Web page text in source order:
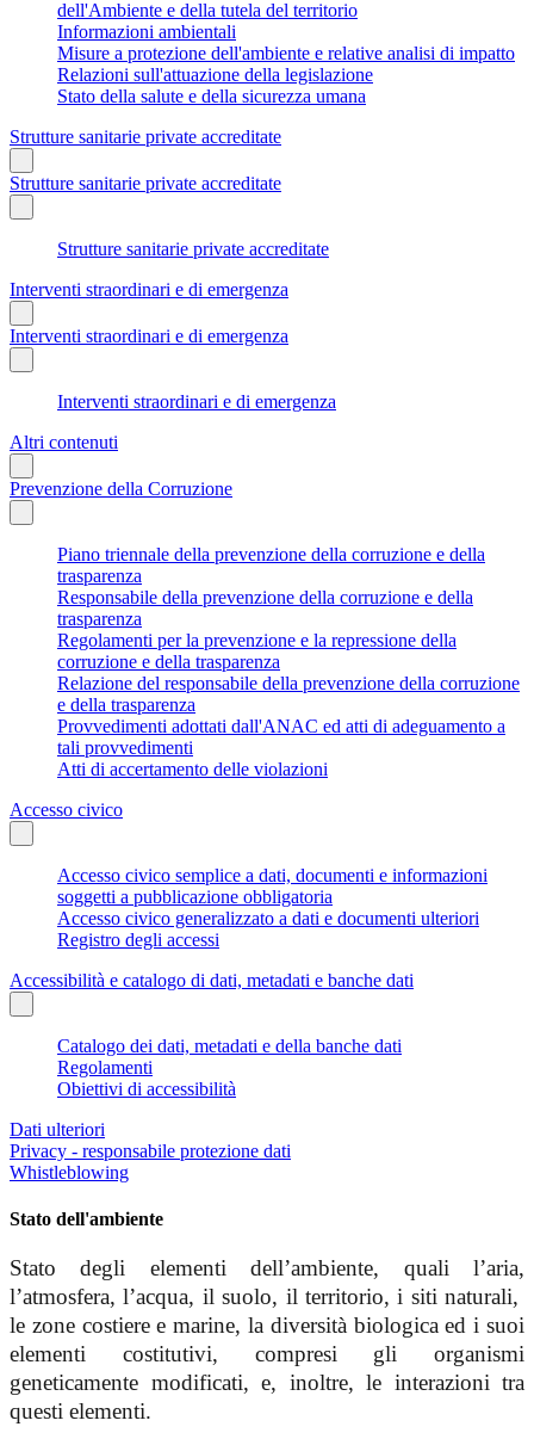
dell'Ambiente e della tutela del territorio
Informazioni ambientali
Misure a protezione dell'ambiente e relative analisi di impatto
Relazioni sull'attuazione della legislazione
Stato della salute e della sicurezza umana
Strutture sanitarie private accreditate
Strutture sanitarie private accreditate
Strutture sanitarie private accreditate
Interventi straordinari e di emergenza
Interventi straordinari e di emergenza
Interventi straordinari e di emergenza
Altri contenuti
Prevenzione della Corruzione
Piano triennale della prevenzione della corruzione e della
trasparenza
Responsabile della prevenzione della corruzione e della
trasparenza
Regolamenti per la prevenzione e la repressione della
corruzione e della trasparenza
Relazione del responsabile della prevenzione della corruzione
e della trasparenza
Provvedimenti adottati dall'ANAC ed atti di adeguamento a
tali provvedimenti
Atti di accertamento delle violazioni
Accesso civico
Accesso civico semplice a dati, documenti e informazioni
soggetti a pubblicazione obbligatoria
Accesso civico generalizzato a dati e documenti ulteriori
Registro degli accessi
Accessibilità e catalogo di dati, metadati e banche dati
Catalogo dei dati, metadati e della banche dati
Regolamenti
Obiettivi di accessibilità
Dati ulteriori
Privacy - responsabile protezione dati
Whistleblowing
Stato dell'ambiente
Stato degli elementi dell’ambiente, quali l’aria,
l’atmosfera, l’acqua, il suolo, il territorio, i siti naturali,
le zone costiere e marine, la diversità biologica ed i suoi
elementi costitutivi, compresi gli organismi
geneticamente modificati, e, inoltre, le interazioni tra
questi elementi.